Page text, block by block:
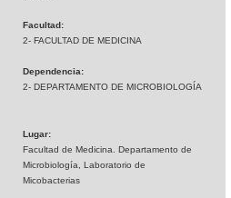
Facultad:
2- FACULTAD DE MEDICINA
Dependencia:
2- DEPARTAMENTO DE MICROBIOLOGÍA
Lugar:
Facultad de Medicina. Departamento de
Microbiología, Laboratorio de
Micobacterias